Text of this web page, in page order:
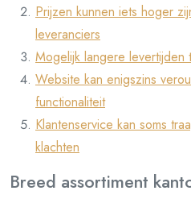
Prijzen kunnen iets hoger
leveranciers
Mogelijk langere levertijden
Website kan enigszins
functionaliteit
Klantenservice kan soms
klachten
Breed assortiment